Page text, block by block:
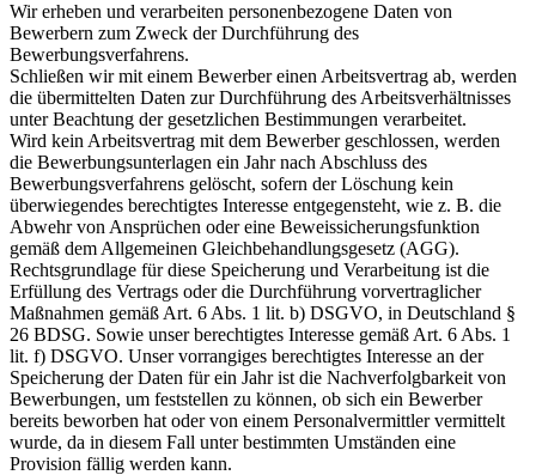
Wir erheben und verarbeiten personenbezogene Daten von
Bewerbern zum Zweck der Durchführung des
Bewerbungsverfahrens.
Schließen wir mit einem Bewerber einen Arbeitsvertrag ab, werden
die übermittelten Daten zur Durchführung des Arbeitsverhältnisses
unter Beachtung der gesetzlichen Bestimmungen verarbeitet.
Wird kein Arbeitsvertrag mit dem Bewerber geschlossen, werden
die Bewerbungsunterlagen ein Jahr nach Abschluss des
Bewerbungsverfahrens gelöscht, sofern der Löschung kein
überwiegendes berechtigtes Interesse entgegensteht, wie z. B. die
Abwehr von Ansprüchen oder eine Beweissicherungsfunktion
gemäß dem Allgemeinen Gleichbehandlungsgesetz (AGG).
Rechtsgrundlage für diese Speicherung und Verarbeitung ist die
Erfüllung des Vertrags oder die Durchführung vorvertraglicher
Maßnahmen gemäß Art. 6 Abs. 1 lit. b) DSGVO, in Deutschland §
26 BDSG. Sowie unser berechtigtes Interesse gemäß Art. 6 Abs. 1
lit. f) DSGVO. Unser vorrangiges berechtigtes Interesse an der
Speicherung der Daten für ein Jahr ist die Nachverfolgbarkeit von
Bewerbungen, um feststellen zu können, ob sich ein Bewerber
bereits beworben hat oder von einem Personalvermittler vermittelt
wurde, da in diesem Fall unter bestimmten Umständen eine
Provision fällig werden kann.